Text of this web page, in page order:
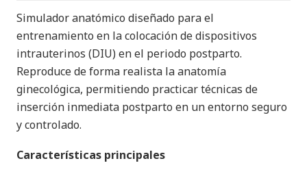
Simulador anatómico diseñado para el
entrenamiento en la colocación de dispositivos
intrauterinos (DIU) en el periodo postparto.
Reproduce de forma realista la anatomía
ginecológica, permitiendo practicar técnicas de
inserción inmediata postparto en un entorno seguro
y controlado.
Características principales